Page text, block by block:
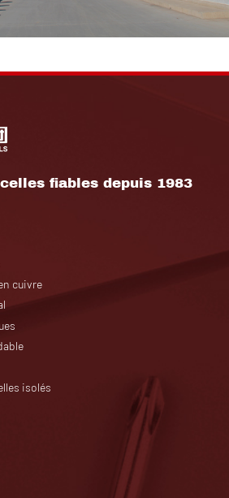
fiables depuis 1983
cuivre
isolés